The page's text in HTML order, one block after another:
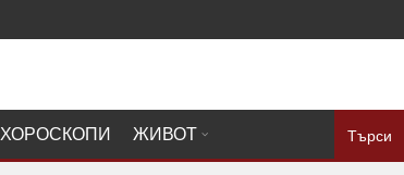
ХОРОСКОПИ ЖИВОТ